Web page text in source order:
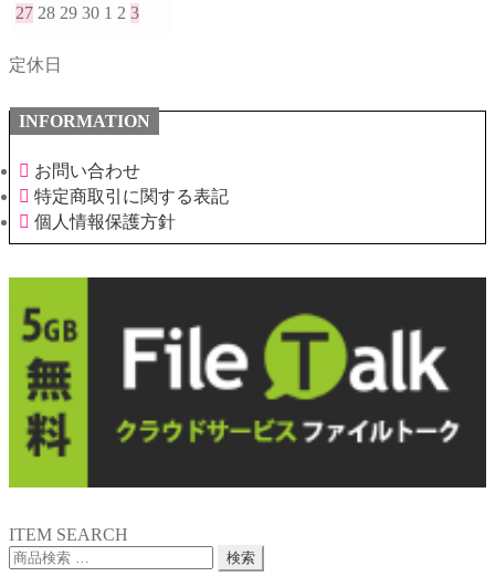
27 28 29 30 1 2 3
定休日
INFORMATION
お問い合わせ
特定商取引に関する表記
個人情報保護方針
ITEM SEARCH
検
検索